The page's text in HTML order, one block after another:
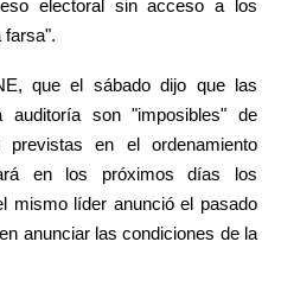
electoral sin acceso a los
farsa".
que el sábado dijo que las
son "imposibles" de
en el ordenamiento
en los próximos días los
mismo líder anunció el pasado
anunciar las condiciones de la